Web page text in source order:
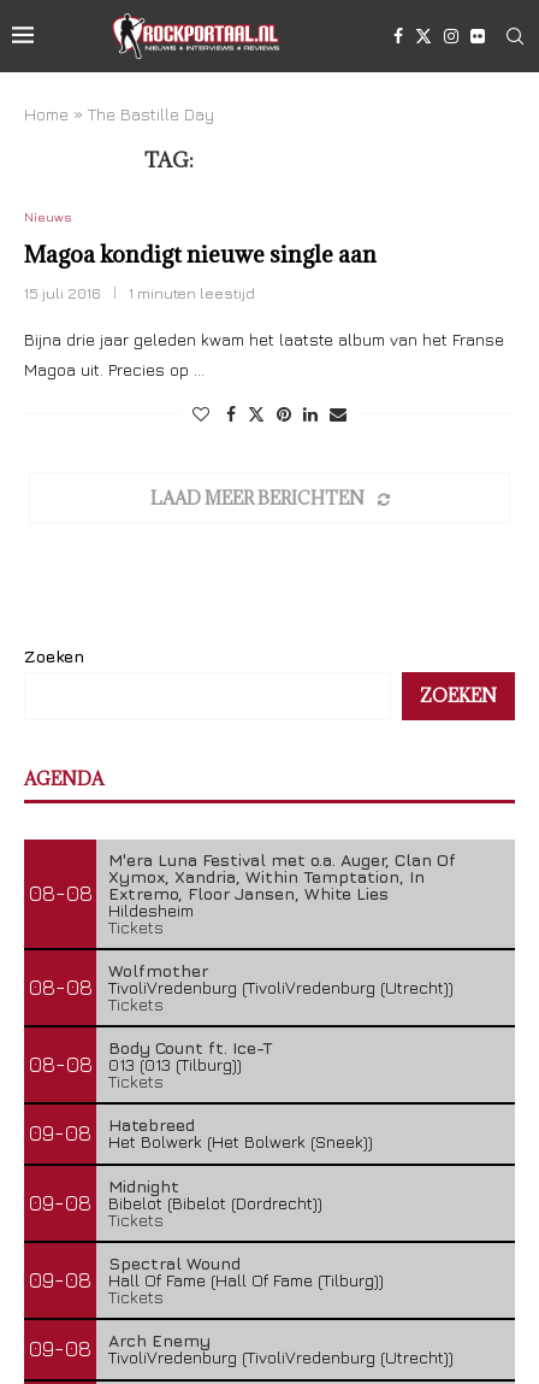
Home » The Bastille Day
TAG:
Nieuws
Magoa kondigt nieuwe single aan
15 juli 2016 1 minuten leestijd
Bijna drie jaar geleden kwam het laatste album van het Franse
Magoa uit. Precies op …
LAAD MEER BERICHTEN
Zoeken
ZOEKEN
AGENDA
08-08
M'era Luna Festival met o.a. Auger, Clan Of
Xymox, Xandria, Within Temptation, In
Extremo, Floor Jansen, White Lies
Hildesheim
Tickets
08-08
Wolfmother
TivoliVredenburg (TivoliVredenburg (Utrecht))
Tickets
08-08
Body Count ft. Ice-T
013 (013 (Tilburg))
Tickets
09-08
Hatebreed
Het Bolwerk (Het Bolwerk (Sneek))
09-08
Midnight
Bibelot (Bibelot (Dordrecht))
Tickets
09-08
Spectral Wound
Hall Of Fame (Hall Of Fame (Tilburg))
Tickets
09-08
Arch Enemy
TivoliVredenburg (TivoliVredenburg (Utrecht))